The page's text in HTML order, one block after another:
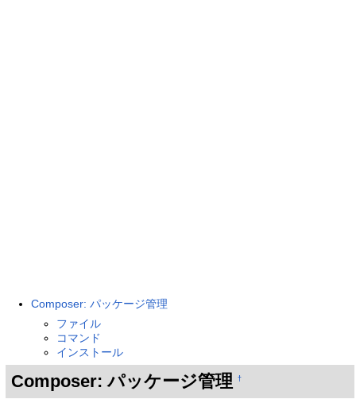
Composer: パッケージ管理
ファイル
コマンド
インストール
Composer: パッケージ管理 †